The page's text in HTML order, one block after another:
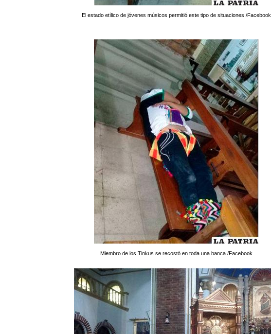
El estado etílico de jóvenes músicos permitió este tipo de situaciones /Facebook
Miembro de los Tinkus se recostó en toda una banca /Facebook